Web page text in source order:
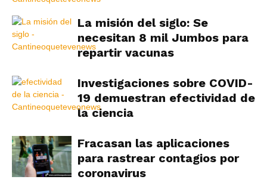
La misión del siglo: Se
necesitan 8 mil Jumbos para
repartir vacunas
Investigaciones sobre COVID-
19 demuestran efectividad de
la ciencia
Fracasan las aplicaciones
para rastrear contagios por
coronavirus